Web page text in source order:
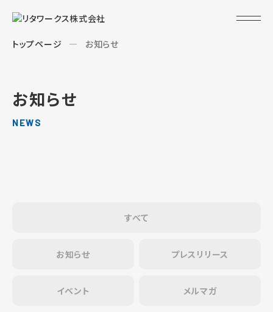
トップページ お知らせ
お知らせ
NEWS
すべて
お知らせ プレスリリース
イベント メルマガ